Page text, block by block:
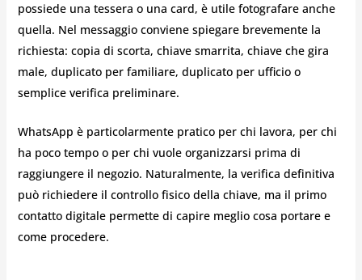
possiede una tessera o una card, è utile fotografare anche
quella. Nel messaggio conviene spiegare brevemente la
richiesta: copia di scorta, chiave smarrita, chiave che gira
male, duplicato per familiare, duplicato per ufficio o
semplice verifica preliminare.
WhatsApp è particolarmente pratico per chi lavora, per chi
ha poco tempo o per chi vuole organizzarsi prima di
raggiungere il negozio. Naturalmente, la verifica definitiva
può richiedere il controllo fisico della chiave, ma il primo
contatto digitale permette di capire meglio cosa portare e
come procedere.